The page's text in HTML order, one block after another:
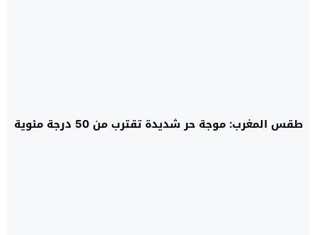
طقس المغرب: موجة حر شديدة تقترب من 50 درجة مئوية